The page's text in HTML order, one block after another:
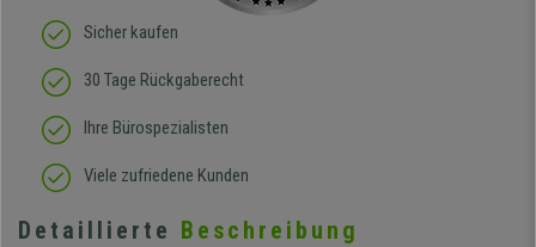
Sicher kaufen
30 Tage Rückgaberecht
Ihre Bürospezialisten
Viele zufriedene Kunden
Detaillierte Beschreibung